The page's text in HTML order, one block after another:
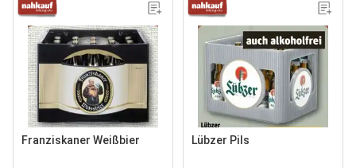
Franziskaner Weißbier Lübzer Pils